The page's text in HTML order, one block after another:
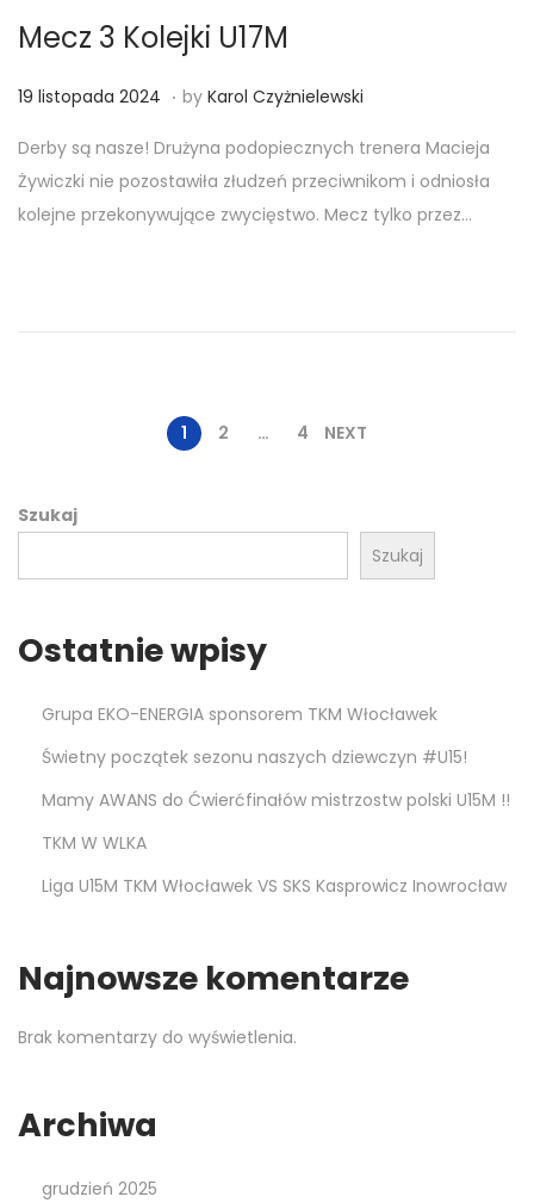
Mecz 3 Kolejki U17M
Posted on
19 listopada 2024
l
i
s
a
2
. by Karol Czyżnielewski
Derby są nasze! Drużyna podopiecznych trenera Macieja
Żywiczki nie pozostawiła złudzeń przeciwnikom i odniosła
kolejne przekonywujące zwycięstwo. Mecz tylko przez…
1 2 … 4 NEXT
Szukaj
Szukaj
Ostatnie wpisy
Grupa EKO-ENERGIA sponsorem TKM Włocławek
Świetny początek sezonu naszych dziewczyn #U15!
Mamy AWANS do Ćwierćfinałów mistrzostw polski U15M !!
TKM W WLKA
Liga U15M TKM Włocławek VS SKS Kasprowicz Inowrocław
Najnowsze komentarze
Brak komentarzy do wyświetlenia.
Archiwa
grudzień 2025